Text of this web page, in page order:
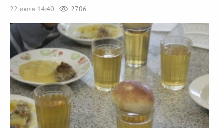
22 июля 14:40
2706